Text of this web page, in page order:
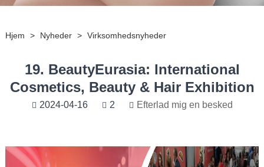
Hjem > Nyheder > Virksomhedsnyheder
19. BeautyEurasia: International
Cosmetics, Beauty & Hair Exhibition
2024-04-16 2 Efterlad mig en besked